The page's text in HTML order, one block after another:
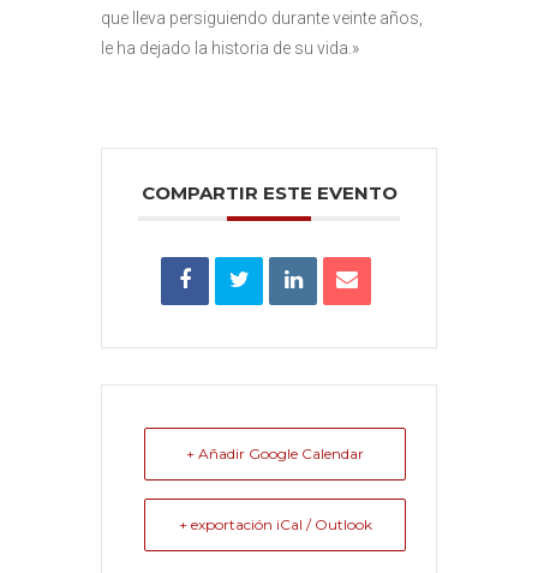
que lleva persiguiendo durante veinte años,
le ha dejado la historia de su vida.»
COMPARTIR ESTE EVENTO
+ Añadir Google Calendar
+ exportación iCal / Outlook